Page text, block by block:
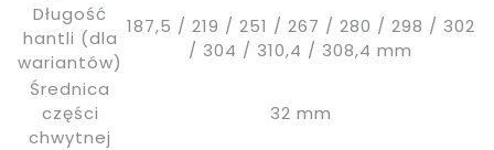
Długość
hantli (dla
wariantów)
187,5 / 219 / 251 / 267 / 280 / 298 / 302
/ 304 / 310,4 / 308,4 mm
Średnica
części
chwytnej
32 mm